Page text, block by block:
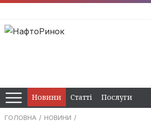
Новини Статті Послуги
ГОЛОВНА
НОВИНИ